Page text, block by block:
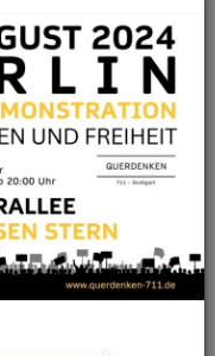
Alle Initiativen